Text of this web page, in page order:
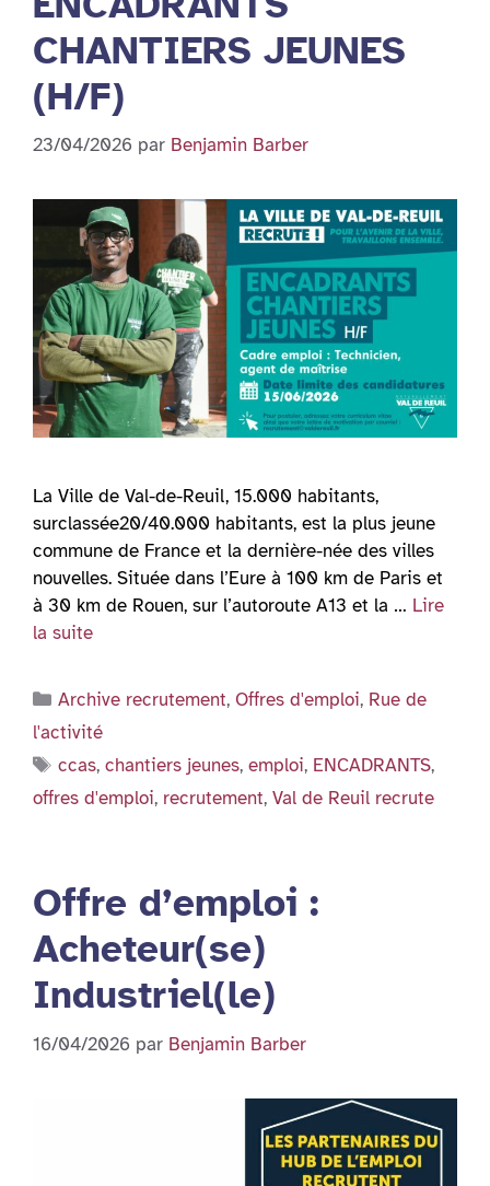
CHANTIERS JEUNES
(H/F)
23/04/2026 par Benjamin Barber
La Ville de Val-de-Reuil, 15.000 habitants,
surclassée20/40.000 habitants, est la plus jeune
commune de France et la dernière-née des villes
nouvelles. Située dans l’Eure à 100 km de Paris et
à 30 km de Rouen, sur l’autoroute A13 et la … Lire
la suite
Catégories
Archive recrutement, Offres d'emploi, Rue de
l'activité
Étiquettes
ccas,chantiers jeunes,emploi, ENCADRANTS,
offres d'emploi, recrutement, Val de Reuil recrute
Offre d’emploi :
Acheteur(se)
Industriel(le)
16/04/2026 par Benjamin Barber